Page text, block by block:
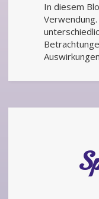
In diesem